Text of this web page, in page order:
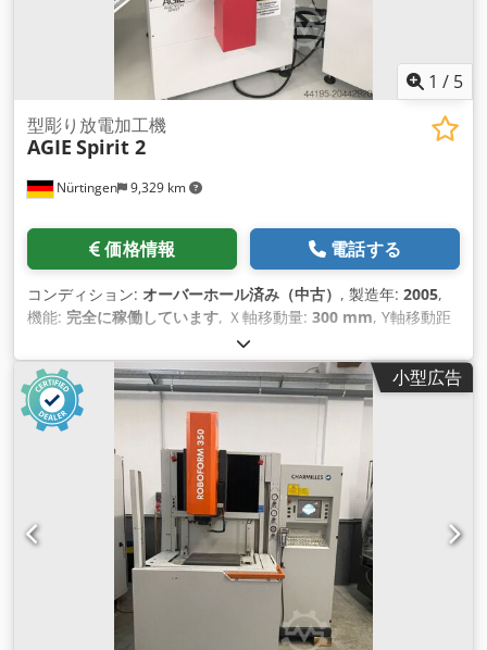
1 / 5
Nürtingen 9,329 km
型彫り放電加工機
AGIE Spirit 2
価格情報 電話する
コンディション: オーバーホール済み（中古） , 製造年: 2005,
機能: 完全に稼働しています, Ｘ軸移動量: 300 mm, Y軸移動距
250 mm
kg（キログラム）, 羽ペンのストローク:250 mm,
小型広告